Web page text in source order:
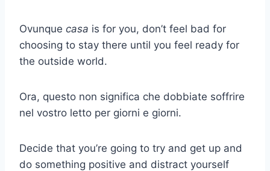
Ovunque casa is for you, don’t feel bad for
choosing to stay there until you feel ready for
the outside world.
Ora, questo non significa che dobbiate soffrire
nel vostro letto per giorni e giorni.
Decide that you’re going to try and get up and
do something positive and distract yourself